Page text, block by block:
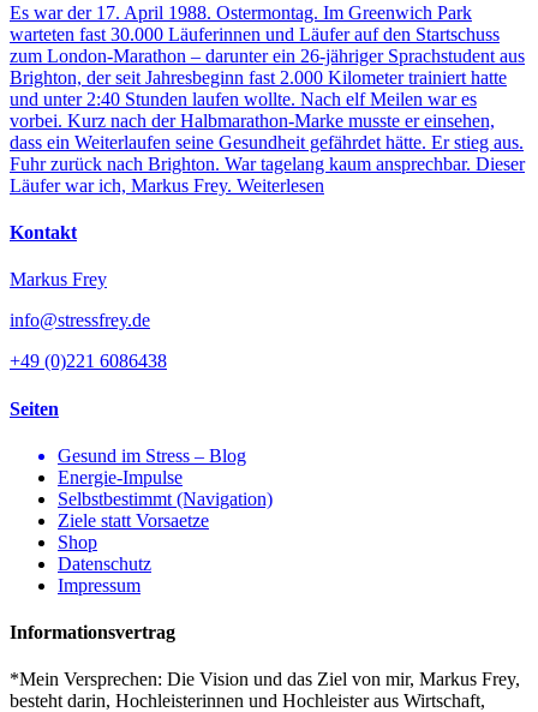
Es war der 17. April 1988. Ostermontag. Im Greenwich Park
warteten fast 30.000 Läuferinnen und Läufer auf den Startschuss
zum London-Marathon – darunter ein 26-jähriger Sprachstudent aus
Brighton, der seit Jahresbeginn fast 2.000 Kilometer trainiert hatte
und unter 2:40 Stunden laufen wollte. Nach elf Meilen war es
vorbei. Kurz nach der Halbmarathon-Marke musste er einsehen,
dass ein Weiterlaufen seine Gesundheit gefährdet hätte. Er stieg aus.
Fuhr zurück nach Brighton. War tagelang kaum ansprechbar. Dieser
Läufer war ich, Markus Frey. Weiterlesen
Kontakt
Markus Frey
info@stressfrey.de
+49 (0)221 6086438
Seiten
Gesund im Stress – Blog
Energie-Impulse
Selbstbestimmt (Navigation)
Ziele statt Vorsaetze
Shop
Datenschutz
Impressum
Informationsvertrag
*Mein Versprechen: Die Vision und das Ziel von mir, Markus Frey,
besteht darin, Hochleisterinnen und Hochleister aus Wirtschaft,